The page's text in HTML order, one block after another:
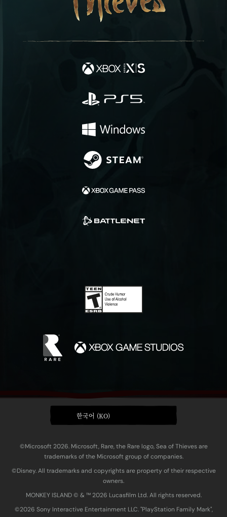
한국어 (KO)
©Microsoft 2026. Microsoft, Rare, the Rare logo, Sea of Thieves are
trademarks of the Microsoft group of companies.
©Disney. All trademarks and copyrights are property of their respective
owners.
MONKEY ISLAND © & ™ 20‍26 Lucasfilm Ltd. All rights reserved.
©2026 Sony Interactive Entertainment LLC. "PlayStation Family Mark",